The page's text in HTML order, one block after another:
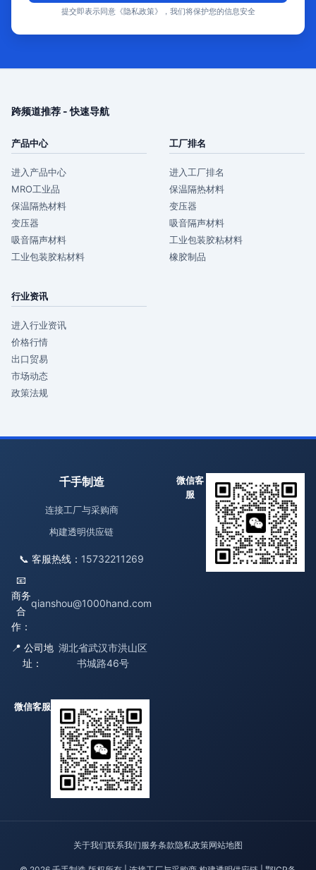
提交即表示同意《隐私政策》，我们将保护您的信息安全
跨频道推荐 - 快速导航
产品中心
进入产品中心
MRO工业品
保温隔热材料
变压器
吸音隔声材料
工业包装胶粘材料
工厂排名
进入工厂排名
保温隔热材料
变压器
吸音隔声材料
工业包装胶粘材料
橡胶制品
行业资讯
进入行业资讯
价格行情
出口贸易
市场动态
政策法规
千手制造
连接工厂与采购商
构建透明供应链
📞 客服热线： 15732211269
📧
商务
合
作：
qianshou@1000hand.com
📍 公司地
址：
湖北省武汉市洪山区
书城路46号
微信客
服
微信客服
关于我们联系我们服务条款隐私政策网站地图